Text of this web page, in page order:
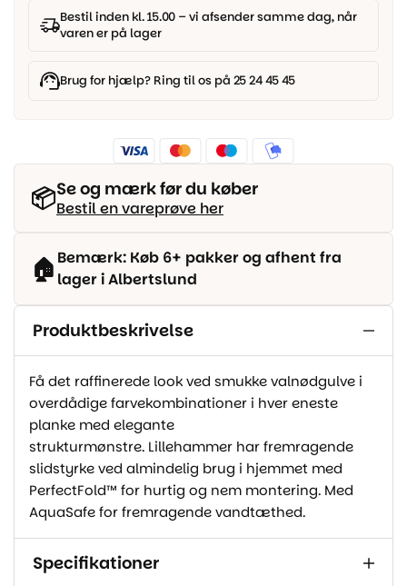
Modern
Walnut
antal
Bestil inden kl. 15.00 – vi afsender samme dag, når
varen er på lager
Brug for hjælp? Ring til os på 25 24 45 45
📦Se og mærk før du køber
Bestil en vareprøve her
🏠 Bemærk: Køb 6+ pakker og afhent fra
lager i Albertslund
Produktbeskrivelse
Få det raffinerede look ved smukke valnødgulve i
overdådige farvekombinationer i hver eneste
planke med elegante
strukturmønstre. Lillehammer har fremragende
slidstyrke ved almindelig brug i hjemmet med
PerfectFold™ for hurtig og nem montering. Med
AquaSafe for fremragende vandtæthed.
Specifikationer